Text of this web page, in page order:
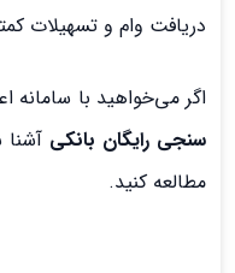
دریافت وام و تسهیلات
اگر می‌خواهید با سامانه
سنجی رایگان بانکی
مطالعه کنید.